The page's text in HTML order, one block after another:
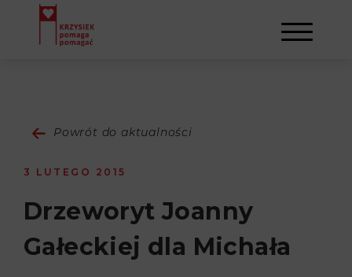
NAPISALI O NAS
NASI BENEFICJENCI
KONTAKT
Powrót do aktualności
3 LUTEGO 2015
Drzeworyt Joanny
Gałeckiej dla Michała